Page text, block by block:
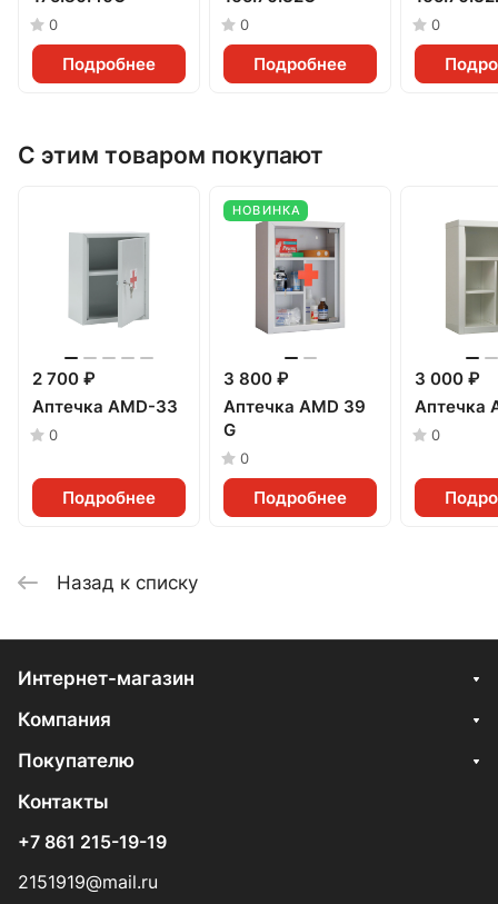
0
Подробнее
0
Подробнее
0
С этим товаром покупают
2 700 ₽
Аптечка AMD-33
0
Подробнее
НОВИНКА
3 800 ₽
Аптечка AMD 39
G
0
Подробнее
3 000 ₽
Аптечка
0
Назад к списку
Интернет-магазин
Компания
Покупателю
Контакты
+7 861 215-19-19
2151919@mail.ru